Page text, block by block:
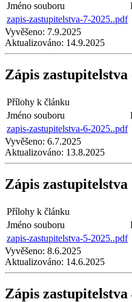
Jméno souboru
zapis-zastupitelstva-7-2025..pdf
Vyvěšeno: 7.9.2025
Aktualizováno: 14.9.2025
Zápis zastupitelstva
Přílohy k článku
Jméno souboru
zapis-zastupitelstva-6-2025..pdf
Vyvěšeno: 6.7.2025
Aktualizováno: 13.8.2025
Zápis zastupitelstva
Přílohy k článku
Jméno souboru
zapis-zastupitelstva-5-2025..pdf
Vyvěšeno: 8.6.2025
Aktualizováno: 14.6.2025
Zápis zastupitelstva